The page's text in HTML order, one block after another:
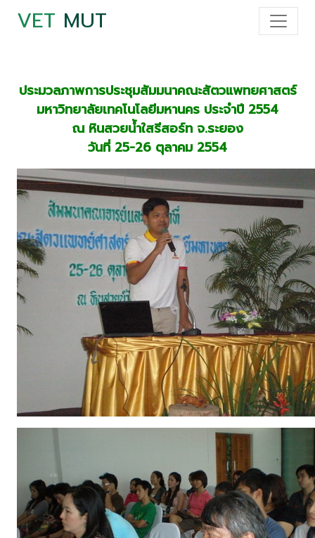
VET MUT
ประมวลภาพการประชุมสัมมนาคณะสัตวแพทยศาสตร์
มหาวิทยาลัยเทคโนโลยีมหานคร ประจำปี 2554
ณ หินสวยน้ำใสรีสอร์ท จ.ระยอง
วันที่ 25-26 ตุลาคม 2554